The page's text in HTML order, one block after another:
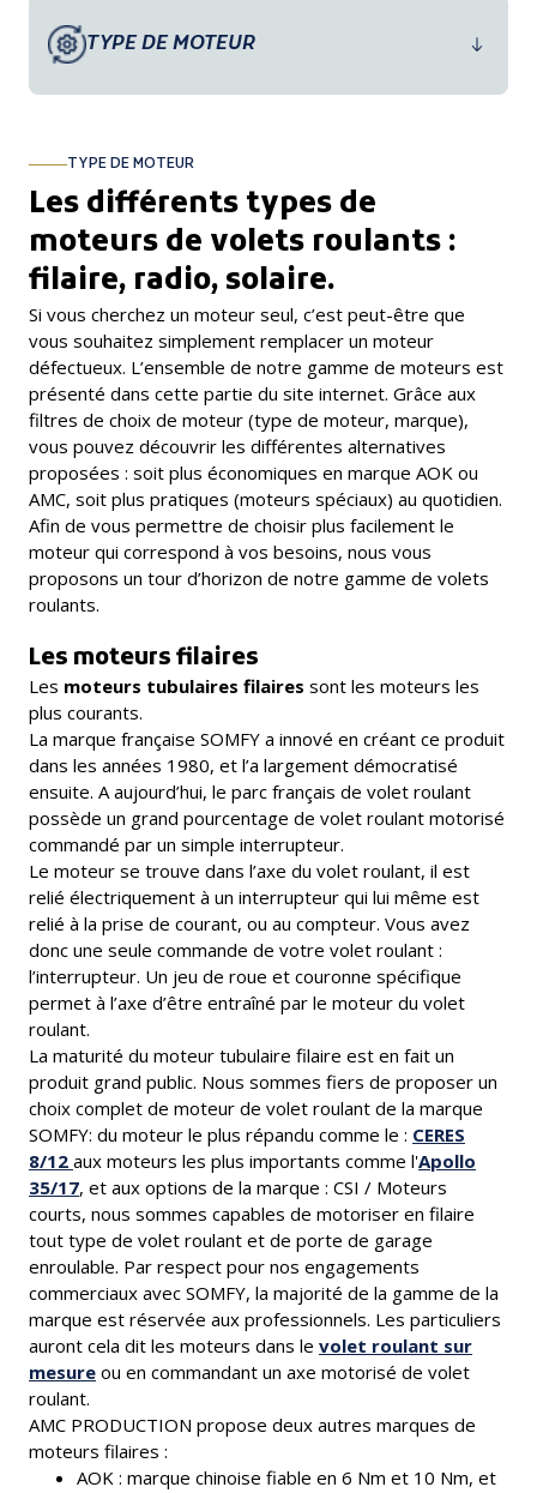
TYPE DE MOTEUR
TYPE DE MOTEUR
Les différents types de
moteurs de volets roulants :
filaire, radio, solaire.
Si vous cherchez un moteur seul, c’est peut-être que
vous souhaitez simplement remplacer un moteur
défectueux. L’ensemble de notre gamme de moteurs est
présenté dans cette partie du site internet. Grâce aux
filtres de choix de moteur (type de moteur, marque),
vous pouvez découvrir les différentes alternatives
proposées : soit plus économiques en marque AOK ou
AMC, soit plus pratiques (moteurs spéciaux) au quotidien.
Afin de vous permettre de choisir plus facilement le
moteur qui correspond à vos besoins, nous vous
proposons un tour d’horizon de notre gamme de volets
roulants.
Les moteurs filaires
Les moteurs tubulaires filaires sont les moteurs les
plus courants.
La marque française SOMFY a innové en créant ce produit
dans les années 1980, et l’a largement démocratisé
ensuite. A aujourd’hui, le parc français de volet roulant
possède un grand pourcentage de volet roulant motorisé
commandé par un simple interrupteur.
Le moteur se trouve dans l’axe du volet roulant, il est
relié électriquement à un interrupteur qui lui même est
relié à la prise de courant, ou au compteur. Vous avez
donc une seule commande de votre volet roulant :
l’interrupteur. Un jeu de roue et couronne spécifique
permet à l’axe d’être entraîné par le moteur du volet
roulant.
La maturité du moteur tubulaire filaire est en fait un
produit grand public. Nous sommes fiers de proposer un
choix complet de moteur de volet roulant de la marque
SOMFY: du moteur le plus répandu comme le : CERES
8/12 aux moteurs les plus importants comme l'Apollo
35/17, et aux options de la marque : CSI / Moteurs
courts, nous sommes capables de motoriser en filaire
tout type de volet roulant et de porte de garage
enroulable. Par respect pour nos engagements
commerciaux avec SOMFY, la majorité de la gamme de la
marque est réservée aux professionnels. Les particuliers
auront cela dit les moteurs dans le volet roulant sur
mesure ou en commandant un axe motorisé de volet
roulant.
AMC PRODUCTION propose deux autres marques de
moteurs filaires :
AOK : marque chinoise fiable en 6 Nm et 10 Nm, et